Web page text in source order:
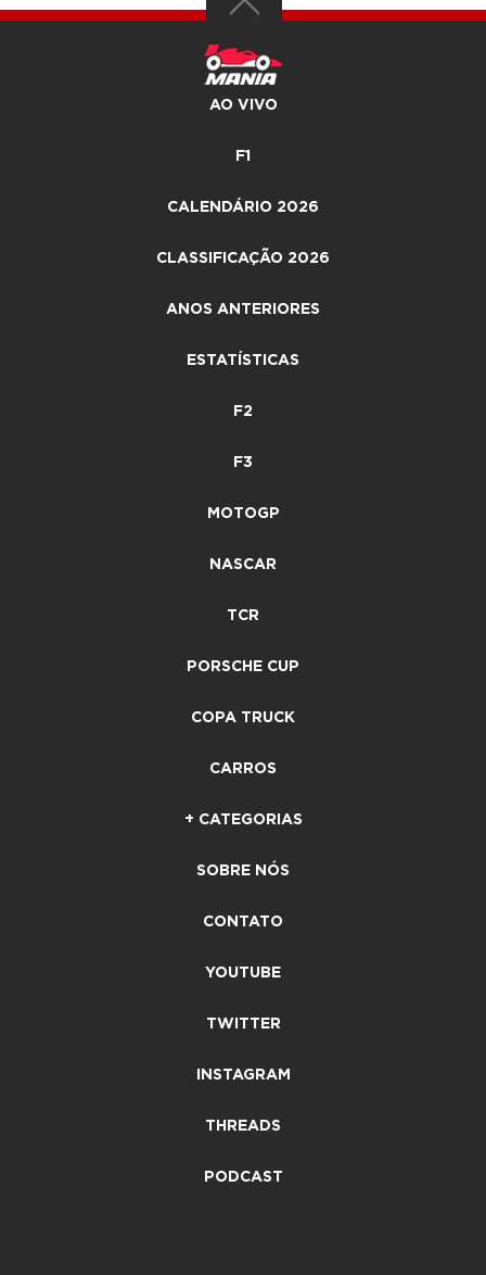
AO VIVO
F1
CALENDÁRIO 2026
CLASSIFICAÇÃO 2026
ANOS ANTERIORES
ESTATÍSTICAS
F2
F3
MOTOGP
NASCAR
TCR
PORSCHE CUP
COPA TRUCK
CARROS
+ CATEGORIAS
SOBRE NÓS
CONTATO
YOUTUBE
TWITTER
INSTAGRAM
THREADS
PODCAST